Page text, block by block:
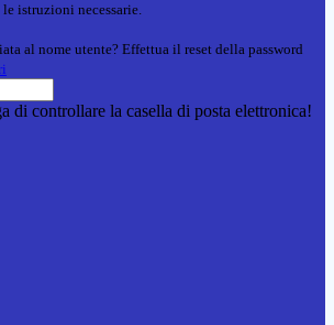
istruzioni necessarie.
al nome utente? Effettua il reset della password
di controllare la casella di posta elettronica!